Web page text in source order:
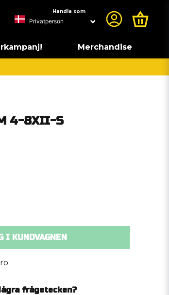
Handla som
Merchandise
4-8XII-S
I KUNDVAGNEN
frågetecken?